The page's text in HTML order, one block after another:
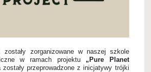
zostały zorganizowane w naszej szkole
w ramach projektu „Pure Planet
zostały przeprowadzone z inicjatywy trójki